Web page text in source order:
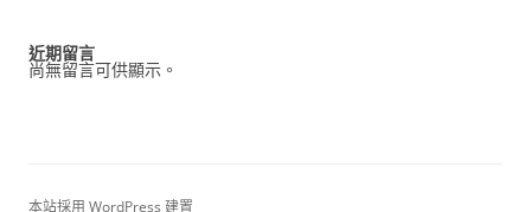
近期留言
尚無留言可供顯示。
本站採用 WordPress 建置